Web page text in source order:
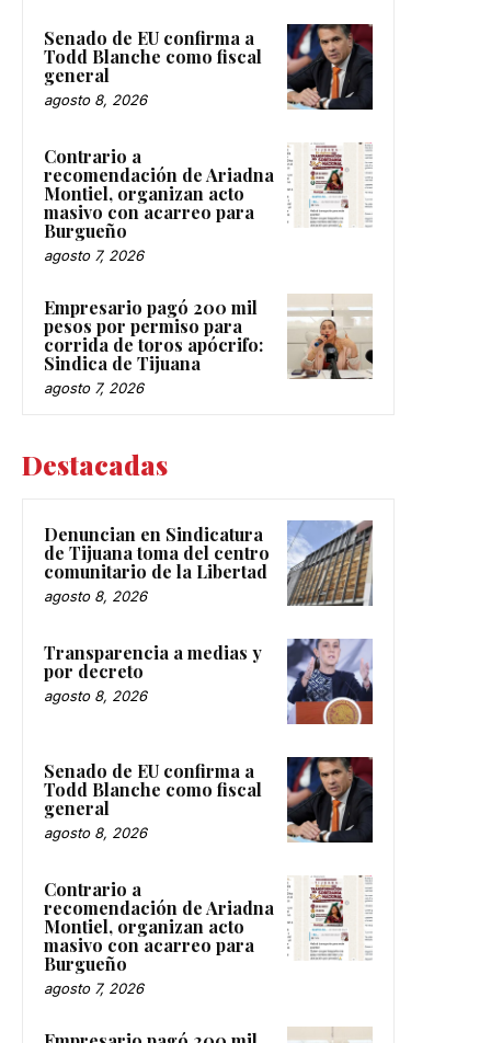
Senado de EU confirma a
Todd Blanche como fiscal
general
agosto 8, 2026
Contrario a
recomendación de Ariadna
Montiel, organizan acto
masivo con acarreo para
Burgueño
agosto 7, 2026
Empresario pagó 200 mil
pesos por permiso para
corrida de toros apócrifo:
Sindica de Tijuana
agosto 7, 2026
Destacadas
Denuncian en Sindicatura
de Tijuana toma del centro
comunitario de la Libertad
agosto 8, 2026
Transparencia a medias y
por decreto
agosto 8, 2026
Senado de EU confirma a
Todd Blanche como fiscal
general
agosto 8, 2026
Contrario a
recomendación de Ariadna
Montiel, organizan acto
masivo con acarreo para
Burgueño
agosto 7, 2026